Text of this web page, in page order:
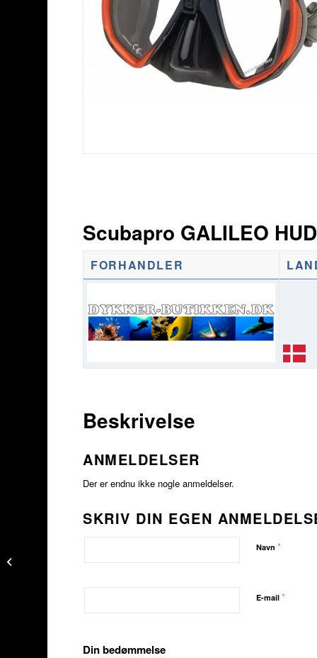
Scubapro GALILEO
FORHANDLER
Beskrivelse
ANMELDELSER
Der er endnu ikke nogle anmeldelser.
SKRIV DIN EGEN
Navn*
E-mail*
Din bedømmelse